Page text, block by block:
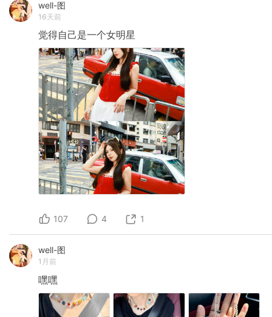
well-图
16天前
觉得自己是一个女明星
107 4 1
well-图
1月前
嘿嘿